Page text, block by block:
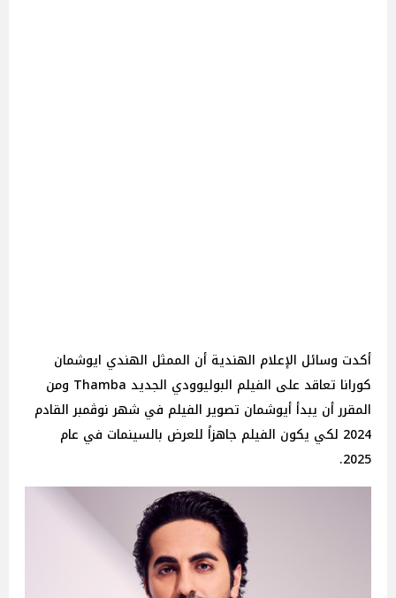
أكدت وسائل الإعلام الهندية أن الممثل الهندي ايوشمان
كورانا تعاقد على الفيلم البوليوودي الجديد Thamba ومن
المقرر أن يبدأ أيوشمان تصوير الفيلم في شهر نوڤمبر القادم
2024 لكي يكون الفيلم جاهزاً للعرض بالسينمات في عام
2025.